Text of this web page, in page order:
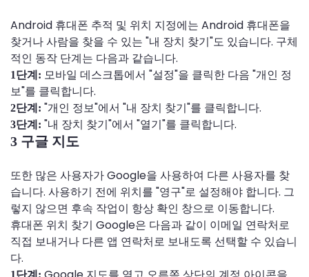
Android 휴대폰 추적 및 위치 지정에는 Android 휴대폰을
찾거나 사람을 찾을 수 있는 "내 장치 찾기"도 있습니다. 구체
적인 동작 단계는 다음과 같습니다.
1단계: 모바일 데스크톱에서 "설정"을 클릭한 다음 "개인 정
보"를 클릭합니다.
2단계: "개인 정보"에서 "내 장치 찾기"를 클릭합니다.
3단계: "내 장치 찾기"에서 "열기"를 클릭합니다.
3 구글 지도
또한 많은 사용자가 Google을 사용하여 다른 사용자를 찾
습니다. 사용하기 전에 위치를 "영구"로 설정해야 합니다. 그
렇지 않으면 후속 작업이 항상 확인 창으로 이동합니다.
휴대폰 위치 찾기 Google은 다음과 같이 이메일 연락처로
직접 보내거나 다른 앱 연락처로 보내도록 선택할 수 있습니
다.